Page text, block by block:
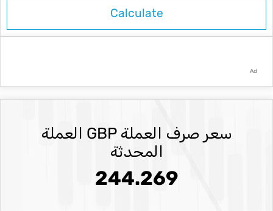
Ad
سعر صرف العملة GBP العملة
المحدثة
244.269